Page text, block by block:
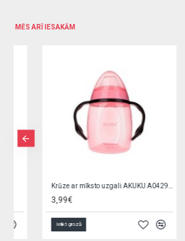
MĒS ARĪ IESAKĀM
Krūze ar neslīdošu riņķi EXOTIC ANIMALS 2/100 transparent